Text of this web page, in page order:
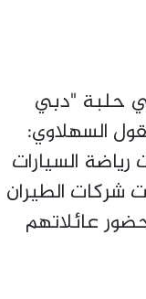
حلبة "دبي
السهلاوي:
رياضة السيارات
شركات الطيران
عائلاتهم